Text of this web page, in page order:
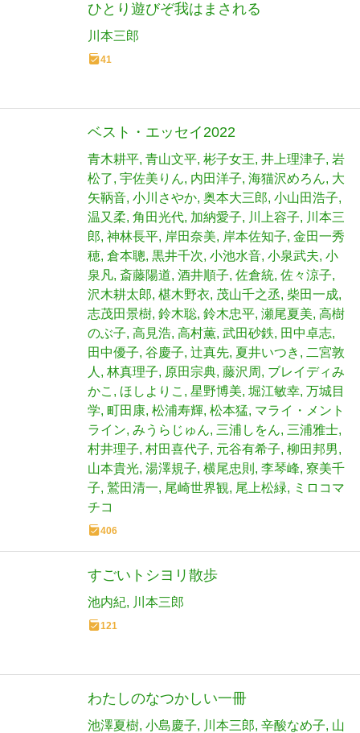
ひとり遊びぞ我はまされる
川本三郎
41
ベスト・エッセイ2022
青木耕平 青山文平 彬子女王 井上理津子 岩
松了 宇佐美りん 内田洋子 海猫沢めろん 大
矢鞆音 小川さやか 奥本大三郎 小山田浩子
温又柔 角田光代 加納愛子 川上容子
川本三
郎 神林長平 岸田奈美 岸本佐知子 金田一秀
穂 倉本聰 黒井千次 小池水音 小泉武夫 小
泉凡 斎藤陽道 酒井順子 佐倉統 佐々涼子
沢木耕太郎 椹木野衣 茂山千之丞 柴田一成
志茂田景樹 鈴木聡 鈴木忠平 瀬尾夏美 高樹
のぶ子 高見浩 高村薫 武田砂鉄
田中卓志
田中優子 谷慶子 辻真先 夏井いつき
二宮敦
人
林真理子 原田宗典 藤沢周
ブレイディみ
かこ
ほしよりこ 星野博美 堀江敏幸 万城目
学 町田康 松浦寿輝 松本猛 マライ・メント
ライン みうらじゅん 三浦しをん 三浦雅士
村井理子 村田喜代子 元谷有希子 柳田邦男
山本貴光 湯澤規子 横尾忠則 李琴峰 寮美千
子 鷲田清一 尾崎世界観 尾上松緑
ミロコマ
チコ
406
すごいトシヨリ散歩
池内紀 川本三郎
121
わたしのなつかしい一冊
池澤夏樹 小島慶子 川本三郎 辛酸なめ子 山